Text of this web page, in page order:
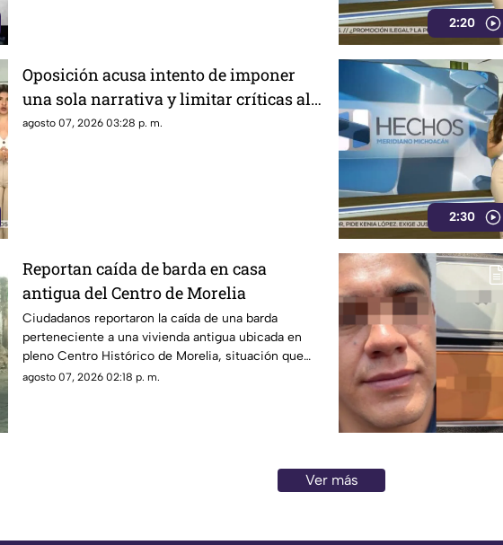
2:20
Oposición acusa intento de imponer
una sola narrativa y limitar críticas al
gobierno federal
agosto 07, 2026 03:28 p. m.
2:30
Reportan caída de barda en casa
antigua del Centro de Morelia
Ciudadanos reportaron la caída de una barda
perteneciente a una vivienda antigua ubicada en
pleno Centro Histórico de Morelia, situación que
generó alerta entre peatones y vecinos de la zona.
agosto 07, 2026 02:18 p. m.
Ver más